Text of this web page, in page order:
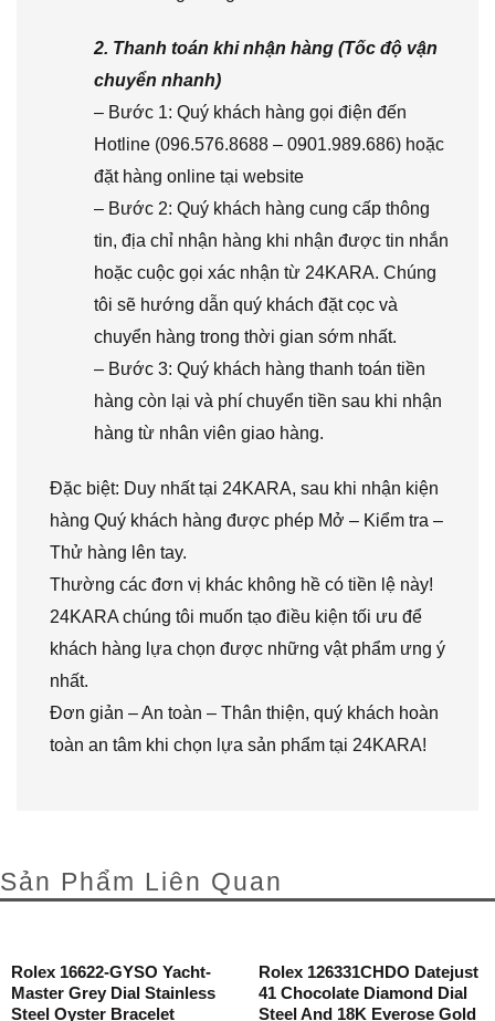
2. Thanh toán khi nhận hàng (Tốc độ vận
chuyển nhanh)
– Bước 1: Quý khách hàng gọi điện đến
Hotline (096.576.8688 – 0901.989.686) hoặc
đặt hàng online tại website
– Bước 2: Quý khách hàng cung cấp thông
tin, địa chỉ nhận hàng khi nhận được tin nhắn
hoặc cuộc gọi xác nhận từ 24KARA. Chúng
tôi sẽ hướng dẫn quý khách đặt cọc và
chuyển hàng trong thời gian sớm nhất.
– Bước 3: Quý khách hàng thanh toán tiền
hàng còn lại và phí chuyển tiền sau khi nhận
hàng từ nhân viên giao hàng.
Đặc biệt: Duy nhất tại 24KARA, sau khi nhận kiện
hàng Quý khách hàng được phép Mở – Kiểm tra –
Thử hàng lên tay.
Thường các đơn vị khác không hề có tiền lệ này!
24KARA chúng tôi muốn tạo điều kiện tối ưu để
khách hàng lựa chọn được những vật phẩm ưng ý
nhất.
Đơn giản – An toàn – Thân thiện, quý khách hoàn
toàn an tâm khi chọn lựa sản phẩm tại 24KARA!
Sản Phẩm Liên Quan
Rolex 16622-GYSO Yacht-
Master Grey Dial Stainless
Steel Oyster Bracelet
Rolex 126331CHDO Datejust
41 Chocolate Diamond Dial
Steel And 18K Everose Gold